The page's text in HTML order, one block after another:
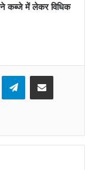
कब्जे में लेकर विधिक
TelegramShare via Email